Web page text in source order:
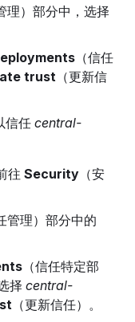
理）部分中，选择
（信任
trust （更新信
信任 central-
往 Security （安
管理）部分中的
（信任特定部
择 central-
（更新信任）。